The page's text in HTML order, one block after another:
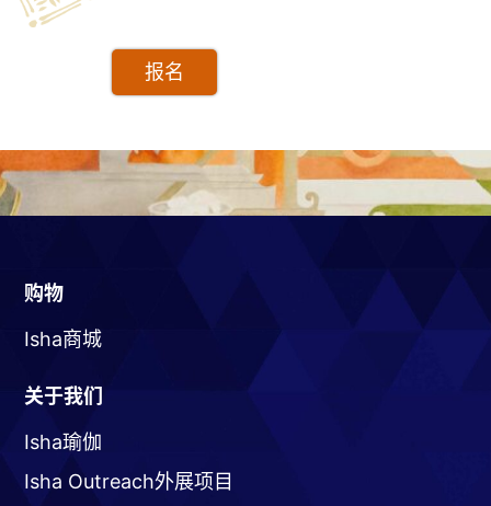
报名
购物
Isha商城
关于我们
Isha瑜伽
Isha Outreach外展项目